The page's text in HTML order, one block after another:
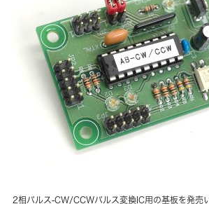
2相パルス-CW/CCWパルス変換IC用の基板を発売